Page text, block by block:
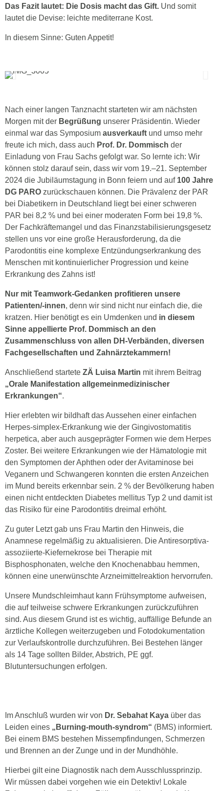
Das Fazit lautet: Die Dosis macht das Gift. Und somit
lautet die Devise: leichte mediterrane Kost.
In diesem Sinne: Guten Appetit!
Nach einer langen Tanznacht starteten wir am nächsten
Morgen mit der Begrüßung unserer Präsidentin. Wieder
einmal war das Symposium ausverkauft und umso mehr
freute ich mich, dass auch Prof. Dr. Dommisch der
Einladung von Frau Sachs gefolgt war. So lernte ich: Wir
können stolz darauf sein, dass wir vom 19.–21. September
2024 die Jubiläumstagung in Bonn feiern und auf 100 Jahre
DG PARO zurückschauen können. Die Prävalenz der PAR
bei Diabetikern in Deutschland liegt bei einer schweren
PAR bei 8,2 % und bei einer moderaten Form bei 19,8 %.
Der Fachkräftemangel und das Finanzstabilisierungsgesetz
stellen uns vor eine große Herausforderung, da die
Parodontitis eine komplexe Entzündungserkrankung des
Menschen mit kontinuierlicher Progression und keine
Erkrankung des Zahns ist!
Nur mit Teamwork-Gedanken profitieren unsere
Patienten/-innen, denn wir sind nicht nur einfach die, die
kratzen. Hier benötigt es ein Umdenken und in diesem
Sinne appellierte Prof. Dommisch an den
Zusammenschluss von allen DH-Verbänden, diversen
Fachgesellschaften und Zahnärztekammern!
Anschließend startete ZÄ Luisa Martin mit ihrem Beitrag
„Orale Manifestation allgemeinmedizinischer
Erkrankungen“.
Hier erlebten wir bildhaft das Aussehen einer einfachen
Herpes-simplex-Erkrankung wie der Gingivostomatitis
herpetica, aber auch ausgeprägter Formen wie dem Herpes
Zoster. Bei weitere Erkrankungen wie der Hämatologie mit
den Symptomen der Aphthen oder der Avitaminose bei
Veganern und Schwangeren konnten die ersten Anzeichen
im Mund bereits erkennbar sein. 2 % der Bevölkerung haben
einen nicht entdeckten Diabetes mellitus Typ 2 und damit ist
das Risiko für eine Parodontitis dreimal erhöht.
Zu guter Letzt gab uns Frau Martin den Hinweis, die
Anamnese regelmäßig zu aktualisieren. Die Antiresorptiva-
assoziierte-Kiefernekrose bei Therapie mit
Bisphosphonaten, welche den Knochenabbau hemmen,
können eine unerwünschte Arzneimittelreaktion hervorrufen.
Unsere Mundschleimhaut kann Frühsymptome aufweisen,
die auf teilweise schwere Erkrankungen zurückzuführen
sind. Aus diesem Grund ist es wichtig, auffällige Befunde an
ärztliche Kollegen weiterzugeben und Fotodokumentation
zur Verlaufskontrolle durchzuführen. Bei Bestehen länger
als 14 Tage sollten Bilder, Abstrich, PE ggf.
Blutuntersuchungen erfolgen.
Im Anschluß wurden wir von Dr. Sebahat Kaya über das
Leiden eines „Burning-mouth-syndrom“ (BMS) informiert.
Bei einem BMS bestehen Missempfindungen, Schmerzen
und Brennen an der Zunge und in der Mundhöhle.
Hierbei gilt eine Diagnostik nach dem Ausschlussprinzip.
Wir müssen dabei vorgehen wie ein Detektiv! Lokale